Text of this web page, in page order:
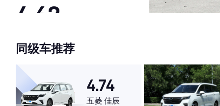
4.63
·外观表现较为优秀，优于67%同级车
·空间表现较为优秀，优于70%同级车
同级车推荐
4.74
五菱 佳辰